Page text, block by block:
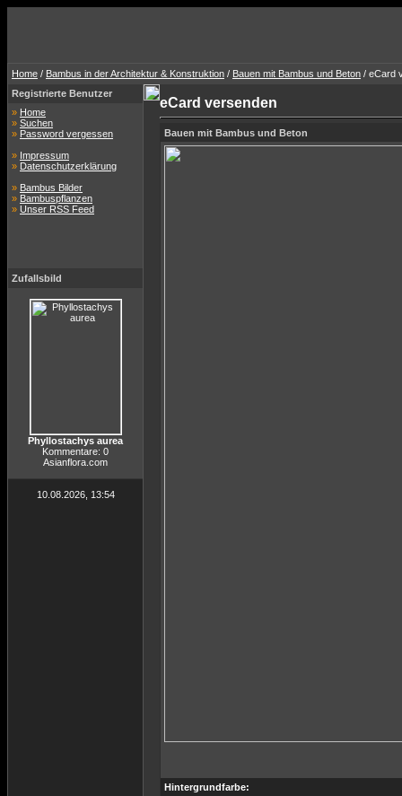
Home / Bambus in der Architektur & Konstruktion / Bauen mit Bambus und Beton / eCard
Registrierte Benutzer
» Home
» Suchen
» Password vergessen
» Impressum
» Datenschutzerklärung
» Bambus Bilder
» Bambuspflanzen
» Unser RSS Feed
Zufallsbild
Phyllostachys aurea
Kommentare: 0
Asianflora.com
10.08.2026, 13:54
eCard versenden
Bauen mit Bambus und Beton
Hintergrundfarbe: